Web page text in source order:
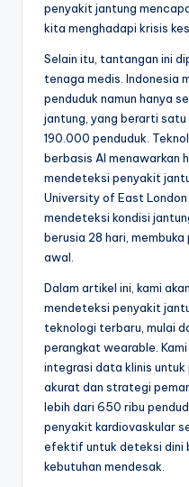
penyakit jantung
kita menghadapi krisis
Selain itu, tantangan ini
tenaga medis. Indonesia
penduduk namun hanya
jantung, yang berarti
190.000 penduduk.
berbasis AI menawarkan
mendeteksi penyakit
University of East
mendeteksi kondisi
berusia 28 hari,
awal.
Dalam artikel ini, kami
mendeteksi penyakit
teknologi terbaru, mulai
perangkat wearable.
integrasi data klinis untuk
akurat dan strategi
lebih dari 650 ribu
penyakit kardiovaskular
efektif untuk deteksi dini
kebutuhan mendesak.